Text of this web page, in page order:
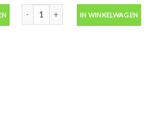
spuitbus aantal
Shock Pink S4010 marker acrylic
IN WINKELWAGEN